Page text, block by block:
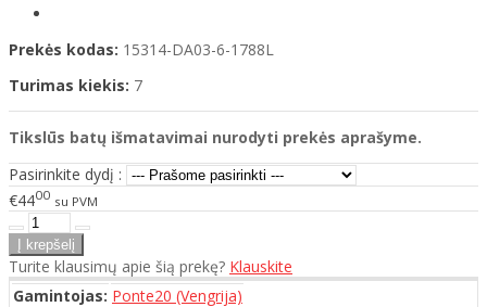
Prekės kodas: 15314-DA03-6-1788L
Turimas kiekis: 7
Tikslūs batų išmatavimai nurodyti prekės aprašyme.
Pasirinkite dydį :
€4400 su PVM
Turite klausimų apie šią prekę? Klauskite
Gamintojas: Ponte20 (Vengrija)